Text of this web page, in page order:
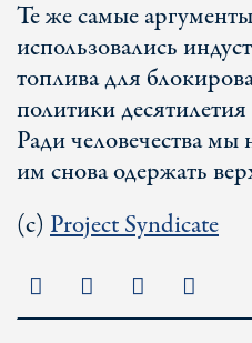
Те же самые
использовались
топлива для
политики
Ради человечества
им снова одержать
(с) Project Syndicate